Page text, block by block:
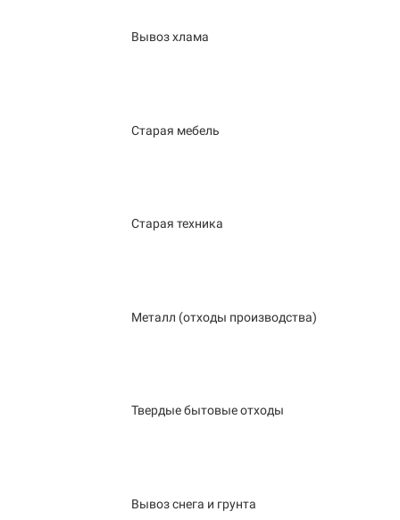
Вывоз хлама
Старая мебель
Старая техника
Металл (отходы производства)
Твердые бытовые отходы
Вывоз снега и грунта